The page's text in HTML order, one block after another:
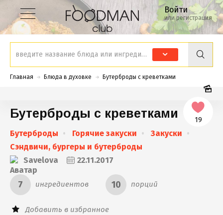
Войти
или регистрация
Главная Блюда в духовке Бутерброды с креветками
Бутерброды с креветками
Бутерброды Горячие закуски
Закуски
Сэндвичи, бургеры и бутерброды
Savelova
22.11.2017
7 ингредиентов 10 порций
Добавить в избранное
19